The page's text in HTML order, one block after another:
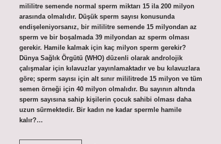
mililitre semende normal sperm miktarı 15 ila 200 milyon
arasında olmalıdır. Düşük sperm sayısı konusunda
endişeleniyorsanız, bir mililitre semende 15 milyondan az
sperm ve bir boşalmada 39 milyondan az sperm olması
gerekir. Hamile kalmak için kaç milyon sperm gerekir?
Dünya Sağlık Örgütü (WHO) düzenli olarak androlojik
çalışmalar için kılavuzlar yayınlamaktadır ve bu kılavuzlara
göre; sperm sayısı için alt sınır mililitrede 15 milyon ve tüm
semen örneği için 40 milyon olmalıdır. Bu sayının altında
sperm sayısına sahip kişilerin çocuk sahibi olması daha
uzun sürmektedir. Bir kadın ne kadar spermle hamile
kalır?…